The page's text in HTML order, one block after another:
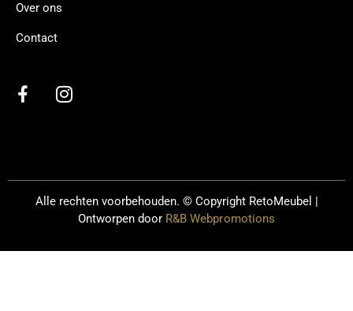
Over ons
Contact
Alle rechten voorbehouden. © Copyright RetoMeubel |
Ontworpen door R&B Webpromotions